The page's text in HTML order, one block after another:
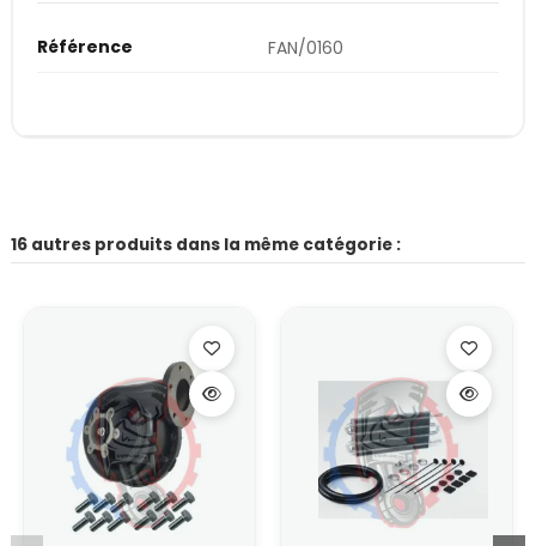
Référence FAN/0160
16 autres produits dans la même catégorie :